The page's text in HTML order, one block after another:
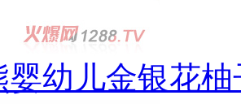
婴幼儿金银花柚